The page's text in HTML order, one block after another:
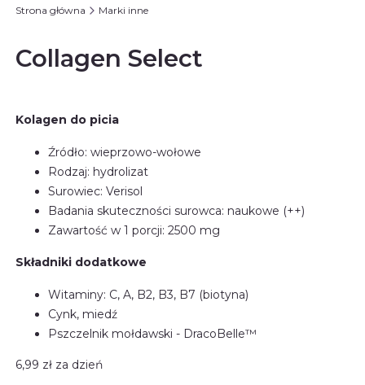
Strona główna Marki inne
Collagen Select
Kolagen do picia
Źródło: wieprzowo-wołowe
Rodzaj: hydrolizat
Surowiec: Verisol
Badania skuteczności surowca: naukowe (++)
Zawartość w 1 porcji: 2500 mg
Składniki dodatkowe
Witaminy: C, A, B2, B3, B7 (biotyna)
Cynk, miedź
Pszczelnik mołdawski - DracoBelle™
6,99 zł za dzień